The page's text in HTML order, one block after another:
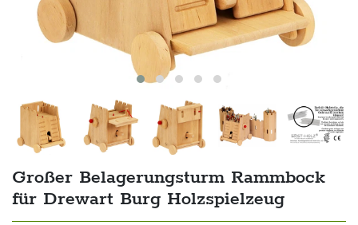
Großer Belagerungsturm Rammbock
für Drewart Burg Holzspielzeug